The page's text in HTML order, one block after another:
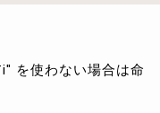
を使わない場合は命